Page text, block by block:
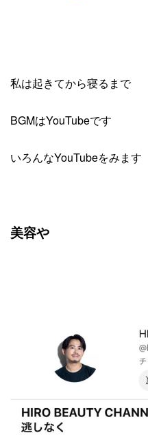
私は起きてから寝るまで
BGMはYouTubeです
いろんなYouTubeをみます
美容や